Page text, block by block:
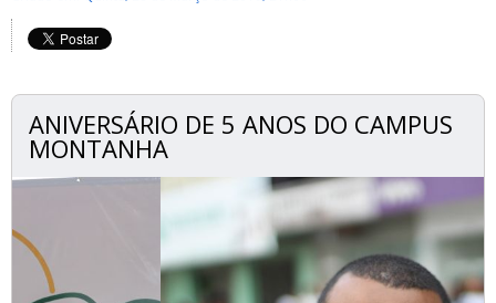
ANIVERSÁRIO DE 5 ANOS DO CAMPUS
MONTANHA